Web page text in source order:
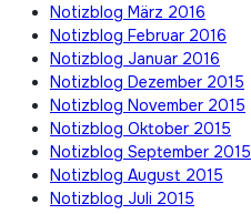
Notizblog März 2016
Notizblog Februar 2016
Notizblog Januar 2016
Notizblog Dezember 2015
Notizblog November 2015
Notizblog Oktober 2015
Notizblog September 2015
Notizblog August 2015
Notizblog Juli 2015